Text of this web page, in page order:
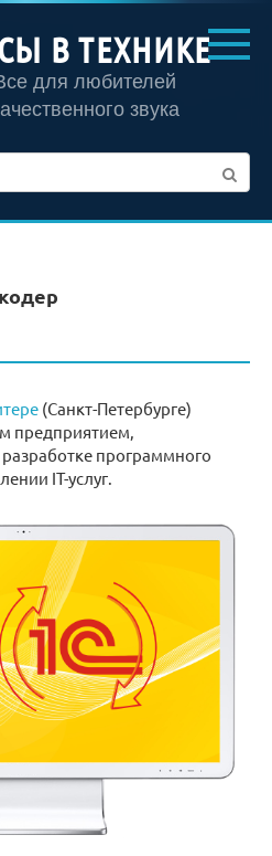
В ТЕХНИКЕ
для любителей
звука
(Санкт-Петербурге)
предприятием,
программного
IT-услуг.